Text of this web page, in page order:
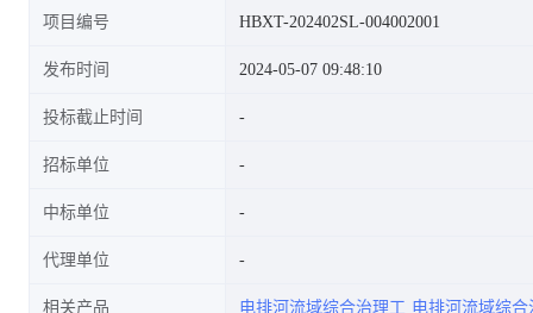
设计招标阶段
项目编号 HBXT-202402SL-004002001
发布时间 2024-05-07 09:48:10
投标截止时间
招标单位
中标单位
代理单位
相关产品 电排河流域综合治理工 电排河流域综